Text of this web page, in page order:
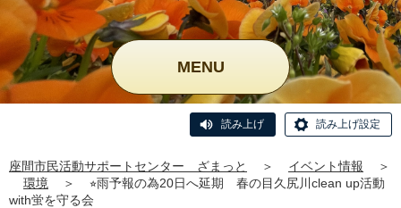
MENU
読み上げ 読み上げ設定
座間市民活動サポートセンター ざまっと ＞ イベント情報
＞
環境
＞
⭐︎雨予報の為20日へ延期 春の目久尻川clean up活動
with蛍を守る会